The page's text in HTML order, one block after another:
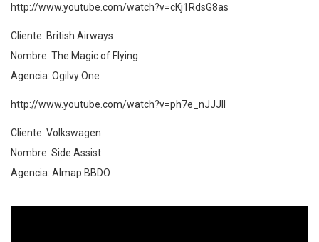
http://www.youtube.com/watch?v=cKj1RdsG8as
Cliente: British Airways
Nombre: The Magic of Flying
Agencia: Ogilvy One
http://www.youtube.com/watch?v=ph7e_nJJJII
Cliente: Volkswagen
Nombre: Side Assist
Agencia: Almap BBDO